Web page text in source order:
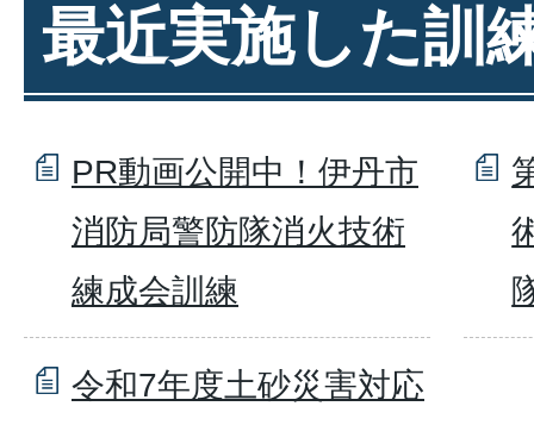
最近実施した訓
PR動画公開中！伊丹市
消防局警防隊消火技術
練成会訓練
令和7年度土砂災害対応